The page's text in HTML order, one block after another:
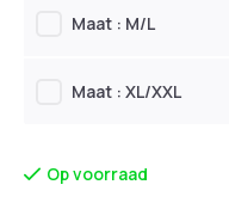
Maat : M/L
Maat : XL/XXL
Op voorraad